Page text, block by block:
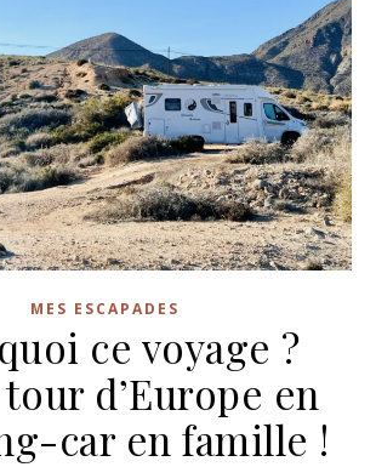
MES ESCAPADES
ce voyage ?
d’Europe en
car en famille !